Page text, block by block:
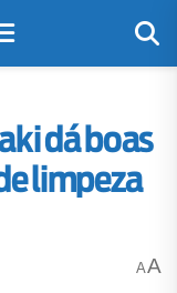
dá boas
limpeza
AA